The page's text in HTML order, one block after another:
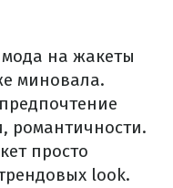
на жакеты
миновала.
романтичности.
просто
look.